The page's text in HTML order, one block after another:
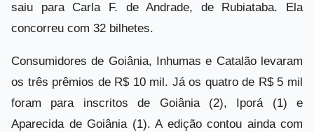
saiu para Carla F. de Andrade, de Rubiataba. Ela
concorreu com 32 bilhetes.
Consumidores de Goiânia, Inhumas e Catalão levaram
os três prêmios de R$ 10 mil. Já os quatro de R$ 5 mil
foram para inscritos de Goiânia (2), Iporá (1) e
Aparecida de Goiânia (1). A edição contou ainda com